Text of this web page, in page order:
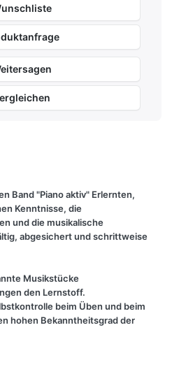
Band "Piano aktiv" Erlernten,
Kenntnisse, die
und die musikalische
abgesichert und schrittweise
Musikstücke
den Lernstoff.
beim Üben und beim
hohen Bekanntheitsgrad der
aufbauenden